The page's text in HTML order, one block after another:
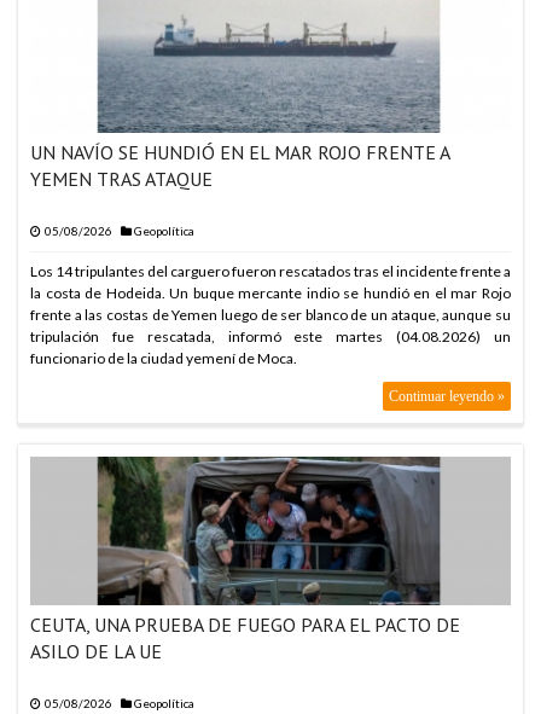
UN NAVÍO SE HUNDIÓ EN EL MAR ROJO FRENTE A
YEMEN TRAS ATAQUE
05/08/2026 Geopolítica
Los 14 tripulantes del carguero fueron rescatados tras el incidente frente a
la costa de Hodeida. Un buque mercante indio se hundió en el mar Rojo
frente a las costas de Yemen luego de ser blanco de un ataque, aunque su
tripulación fue rescatada, informó este martes (04.08.2026) un
funcionario de la ciudad yemení de Moca.
Continuar leyendo »
CEUTA, UNA PRUEBA DE FUEGO PARA EL PACTO DE
ASILO DE LA UE
05/08/2026 Geopolítica